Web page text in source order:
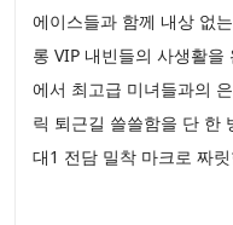
에이스들과 함께 내상 없
롱 VIP 내빈들의 사생활
에서 최고급 미녀들과의
릭 퇴근길 쓸쓸함을 단 한
대1 전담 밀착 마크로 짜